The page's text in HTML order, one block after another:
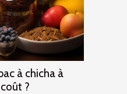
à chicha à
?